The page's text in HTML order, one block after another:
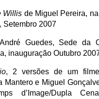
Willis de Miguel Pereira,
Setembro 2007
Guedes, Sede da
inauguração Outubro
, 2 versões de um
Mantero e Miguel
d’Image/Dupla